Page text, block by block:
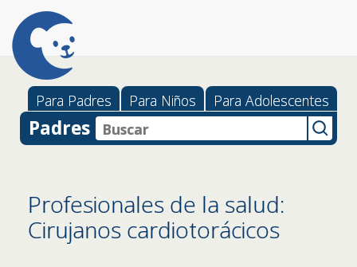
Para Padres Para Niños Para Adolescentes
Padres
Profesionales de la salud:
Cirujanos cardiotorácicos